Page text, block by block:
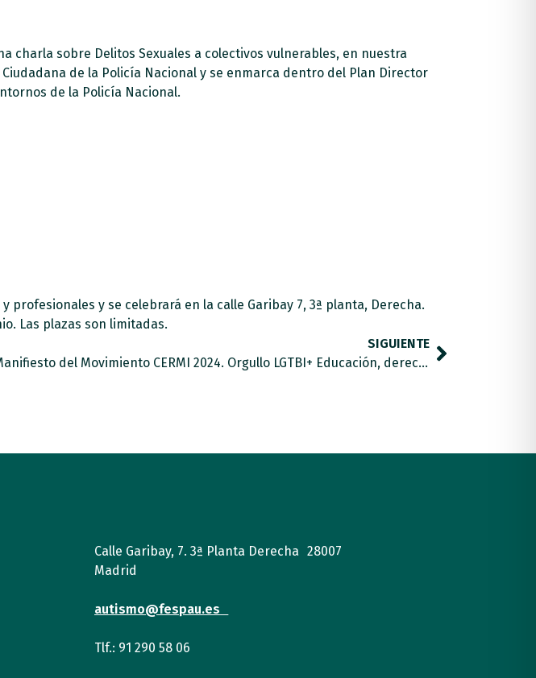
charla sobre Delitos Sexuales a colectivos vulnerables, en nuestra
de la Policía Nacional y se enmarca dentro del Plan Director
de la Policía Nacional.
y se celebrará en la calle Garibay 7, 3ª planta, Derecha.
Las plazas son limitadas.
SIGUIENTE
Manifiesto del Movimiento CERMI 2024. Orgullo LGTBI+ Educación, derechos y paz: Orgullo que transforma.
Calle Garibay, 7. 3ª Planta Derecha 28007
Madrid
autismo@fespau.es
Tlf.: 91 290 58 06